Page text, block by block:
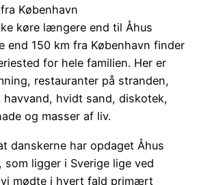
København
køre længere end til Åhus
end 150 km fra København finder
for hele familien. Her er
restauranter på stranden,
hvidt sand, diskotek,
og masser af liv.
danskerne har opdaget Åhus
som ligger i Sverige lige ved
mødte i hvert fald primært